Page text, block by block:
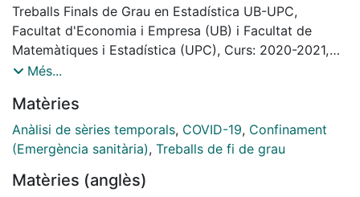
metodologia i se’n comparen els EPAM de cada ajust.
Finalment, a partir de la inferència causal utilitzada en
els anàlisis contrafactuals es quantifica l’efecte que
han tingut les diverses mesures de confinament
Treballs Finals de Grau en Estadística UB-UPC,
Facultat d'Economia i Empresa (UB) i Facultat de
Matemàtiques i Estadística (UPC), Curs: 2020-2021,
Tutor: David Moriña Soler
Més...
Matèries
Anàlisi de sèries temporals, COVID-19, Confinament
(Emergència sanitària), Treballs de fi de grau
Matèries (anglès)